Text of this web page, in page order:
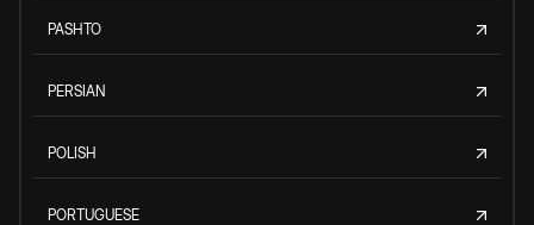
PASHTO
PERSIAN
POLISH
PORTUGUESE